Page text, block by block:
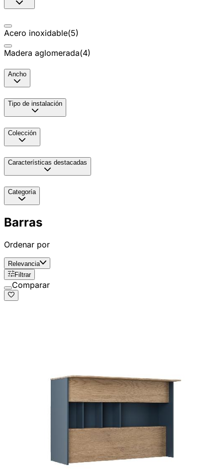
Acero inoxidable(5)
Madera aglomerada(4)
Ancho
Tipo de instalación
Colección
Características destacadas
Categoría
Barras
Ordenar por
Relevancia
Filtrar
Comparar